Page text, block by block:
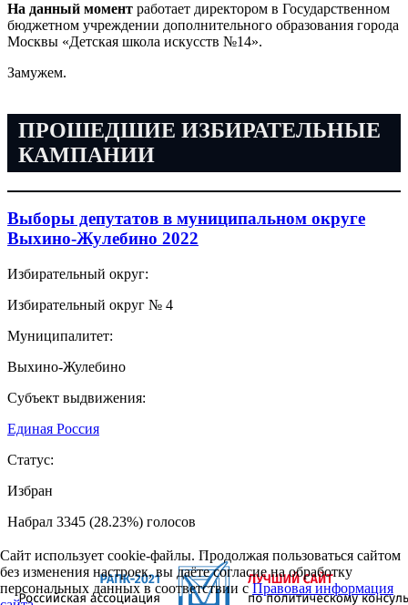
На данный момент работает директором в Государственном
бюджетном учреждении дополнительного образования города
Москвы «Детская школа искусств №14».
Замужем.
ПРОШЕДШИЕ ИЗБИРАТЕЛЬНЫЕ
КАМПАНИИ
Выборы депутатов в муниципальном округе
Выхино-Жулебино 2022
Избирательный округ:
Избирательный округ № 4
Муниципалитет:
Выхино-Жулебино
Субъект выдвижения:
Единая Россия
Статус:
Избран
Набрал 3345 (28.23%) голосов
Сайт использует cookie-файлы. Продолжая пользоваться сайтом
без изменения настроек, вы даёте согласие на обработку
персональных данных в соответствии сПравовая информация